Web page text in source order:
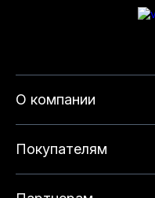
О компании
Покупателям